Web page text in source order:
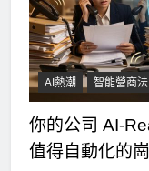
AI熱潮 智能營商法
你的公司 AI-
值得自動化的